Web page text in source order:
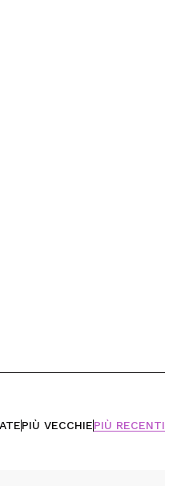
PIÙ VECCHIEPIÙ RECENTI